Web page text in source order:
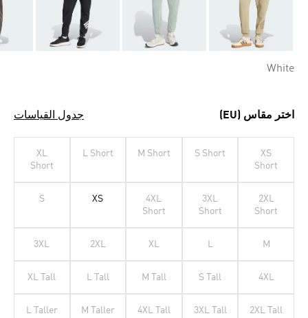
White
اختر مقاس (EU) جدول القياسات
XS
Short
S Short
M Short
L Short
XL
Short
2XL
Short
3XL
Short
4XL
Short
XS
S
M
L
XL
2XL
3XL
4XL
S Tall
M Tall
L Tall
XL Tall
2XL Tall
3XL Tall
4XL Tall
M Taller
L Taller